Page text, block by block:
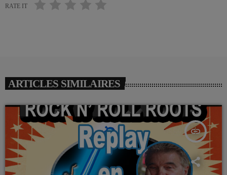
RATE IT
ARTICLES SIMILAIRES
insert_link